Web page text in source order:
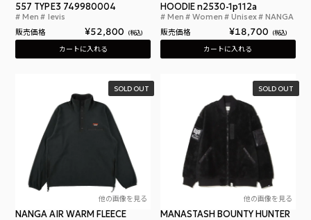
リーバイス ヴィンテージ クロージング 1961 557
557 TYPE3 749980004
Men levis
販売価格 ¥52,800 税込
カートに入れる
HOODIE n2530-1p112a
Men Women Unisex NANGA
販売価格 ¥18,700 税込
カートに入れる
他の画像を見る
NANGA AIR WARM FLEECE
SOLD OUT
他の画像を見る
MANASTASH BOUNTY HUNTER
SOLD OUT